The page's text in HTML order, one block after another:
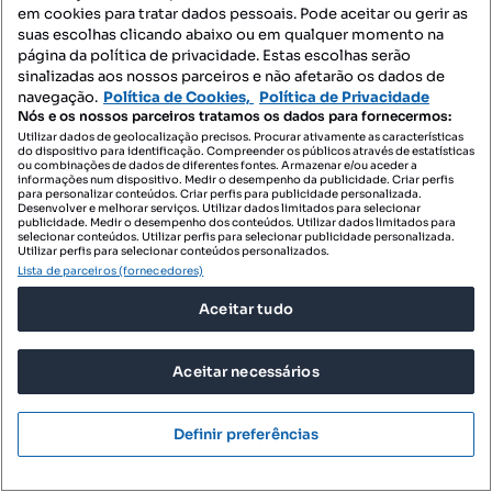
2950 €11,80 €/m²
T4 de Luxo Living Sea Canidelo | Arrendamento Foz
de Gaia
T4
Preço por metro quadrado
250 m² 2 andar
em cookies para tratar dados pessoais. Pode aceitar ou gerir as
suas escolhas clicando abaixo ou em qualquer momento na
página da política de privacidade. Estas escolhas serão
sinalizadas aos nossos parceiros e não afetarão os dados de
navegação. Política de Cookies, Política de Privacidade
Nós e os nossos parceiros tratamos os dados para fornecermos:
Utilizar dados de geolocalização precisos. Procurar ativamente as características
do dispositivo para identificação. Compreender os públicos através de estatísticas
ou combinações de dados de diferentes fontes. Armazenar e/ou aceder a
informações num dispositivo. Medir o desempenho da publicidade. Criar perfis
para personalizar conteúdos. Criar perfis para publicidade personalizada.
Desenvolver e melhorar serviços. Utilizar dados limitados para selecionar
publicidade. Medir o desempenho dos conteúdos. Utilizar dados limitados para
selecionar conteúdos. Utilizar perfis para selecionar publicidade personalizada.
Utilizar perfis para selecionar conteúdos personalizados.
Lista de parceiros (fornecedores)
Aceitar tudo
Aceitar necessários
Definir preferências